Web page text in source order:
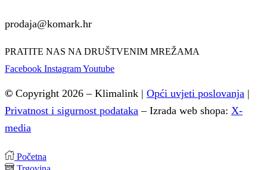
prodaja@komark.hr
PRATITE NAS NA DRUŠTVENIM MREŽAMA
Facebook InstagramYoutube
© Copyright 2026 – Klimalink | Opći uvjeti poslovanja |
Privatnost i sigurnost podataka – Izrada web shopa: X-
media
Početna